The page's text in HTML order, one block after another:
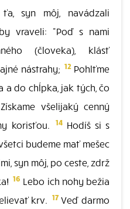
syn môj, navádzali
vraveli: "Poď s nami
(človeka), klásť
nástrahy; 12Pohlťme
a do chĺpka, jak tých, čo
Získame všelijaký cenný
korisťou.
14Hodíš si s
budeme mať mešec
syn môj, po ceste, zdrž
16 Lebo ich nohy bežia
krv. 17Veď darmo